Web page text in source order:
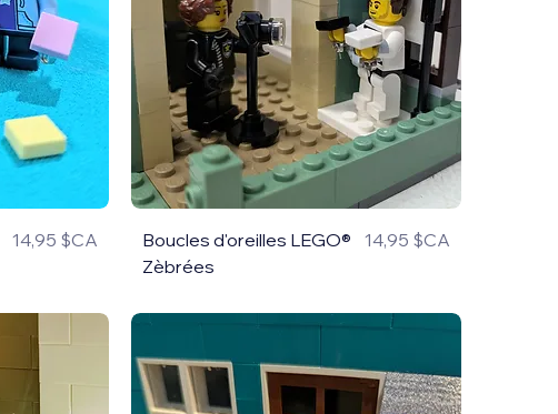
14,95 $CA
Boucles d'oreilles LEGO®
Zèbrées
14,95 $CA